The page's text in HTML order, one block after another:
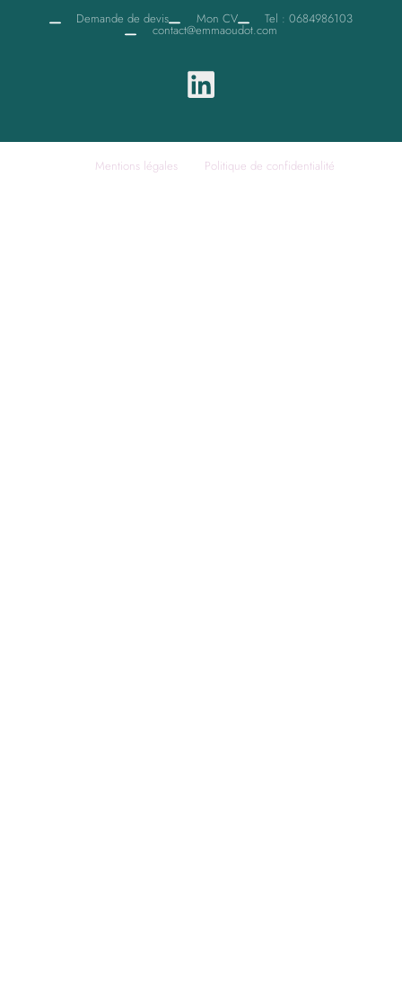
Demande de devis Mon CV Tel : 0684986103
contact@emmaoudot.com
Mentions légales Politique de confidentialité